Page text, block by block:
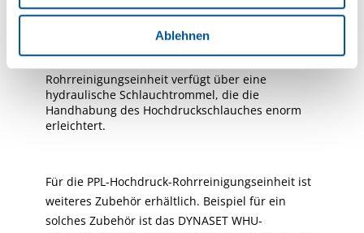
Ablehnen
Rohrreinigungseinheit verfügt über eine
hydraulische Schlauchtrommel, die die
Handhabung des Hochdruckschlauches enorm
erleichtert.
Für die PPL-Hochdruck-Rohrreinigungseinheit ist
weiteres Zubehör erhältlich. Beispiel für ein
solches Zubehör ist das DYNASET WHU-